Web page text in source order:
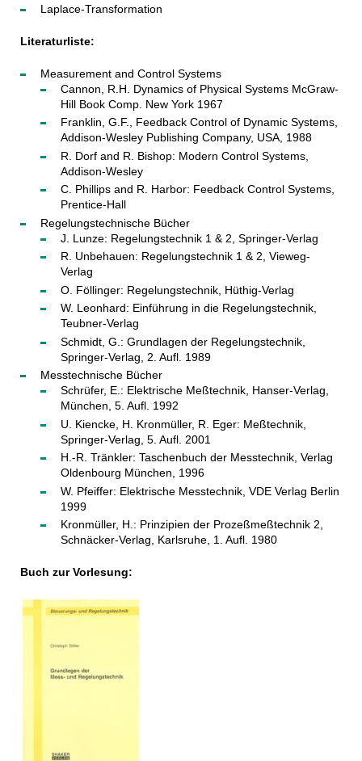
Laplace-Transformation
Literaturliste:
Measurement and Control Systems
Cannon, R.H. Dynamics of Physical Systems McGraw-
Hill Book Comp. New York 1967
Franklin, G.F., Feedback Control of Dynamic Systems,
Addison-Wesley Publishing Company, USA, 1988
R. Dorf and R. Bishop: Modern Control Systems,
Addison-Wesley
C. Phillips and R. Harbor: Feedback Control Systems,
Prentice-Hall
Regelungstechnische Bücher
J. Lunze: Regelungstechnik 1 & 2, Springer-Verlag
R. Unbehauen: Regelungstechnik 1 & 2, Vieweg-
Verlag
O. Föllinger: Regelungstechnik, Hüthig-Verlag
W. Leonhard: Einführung in die Regelungstechnik,
Teubner-Verlag
Schmidt, G.: Grundlagen der Regelungstechnik,
Springer-Verlag, 2. Aufl. 1989
Messtechnische Bücher
Schrüfer, E.: Elektrische Meßtechnik, Hanser-Verlag,
München, 5. Aufl. 1992
U. Kiencke, H. Kronmüller, R. Eger: Meßtechnik,
Springer-Verlag, 5. Aufl. 2001
H.-R. Tränkler: Taschenbuch der Messtechnik, Verlag
Oldenbourg München, 1996
W. Pfeiffer: Elektrische Messtechnik, VDE Verlag Berlin
1999
Kronmüller, H.: Prinzipien der Prozeßmeßtechnik 2,
Schnäcker-Verlag, Karlsruhe, 1. Aufl. 1980
Buch zur Vorlesung: